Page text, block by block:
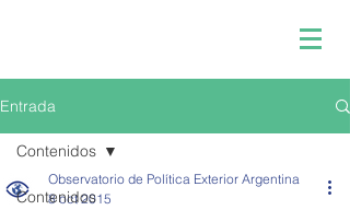
Entrada
Contenidos
Contenidos
Observatorio de Política Exterior Argentina
8 oct 2015